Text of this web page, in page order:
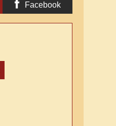
Facebook
Comments